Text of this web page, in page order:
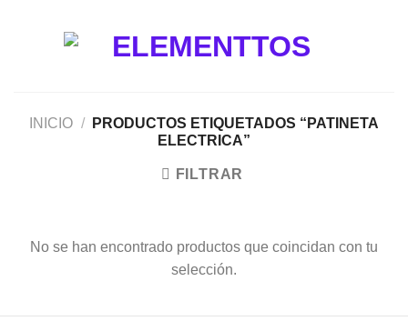
INICIO /
PRODUCTOS ETIQUETADOS “PATINETA
ELECTRICA”
FILTRAR
No se han encontrado productos que coincidan con tu
selección.